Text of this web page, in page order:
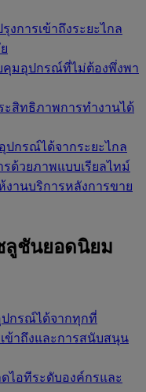
งการเข้าถึงระยะไกล
คุมอุปกรณ์ที่ไม่ต้องพึ่งพา
ะสิทธิภาพการทำงานได้
ปกรณ์ได้จากระยะไกล
รด้วยภาพแบบเรียลไทม์
งานบริการหลังการขาย
ลูชันยอดนิยม
ปกรณ์ได้จากทุกที่
ข้าถึงและการสนับสนุน
ไอทีระดับองค์กรและ